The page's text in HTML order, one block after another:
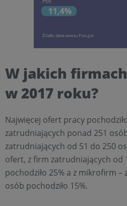
W jakich
w 2017 roku?
Najwięcej ofert pracy
zatrudniających ponad 251
zatrudniających od 51 do 250
ofert, z firm zatrudniających od
pochodziło 25% a z mikrofirm
osób pochodziło 15%.